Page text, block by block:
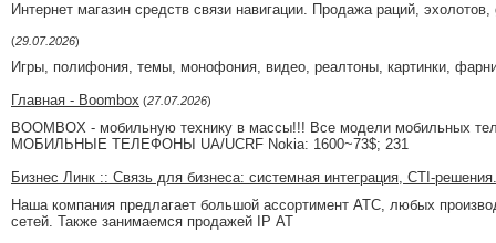
Интернет магазин средств связи навигации. Продажа раций, эхолотов,
(29.07.2026)
Игры, полифония, темы, монофония, видео, реалтоны, картинки,
Главная - Boombox (27.07.2026)
BOOMBOX - мобильную технику в массы!!! Все модели мобильных
МОБИЛЬНЫЕ ТЕЛЕФОНЫ UA/UCRF Nokia: 1600~73$; 231
Бизнес Линк :: Связь для бизнеса: системная интеграция, CTI-
Наша компания предлагает большой ассортимент АТС, любых
сетей. Также занимаемся продажей IP АТ